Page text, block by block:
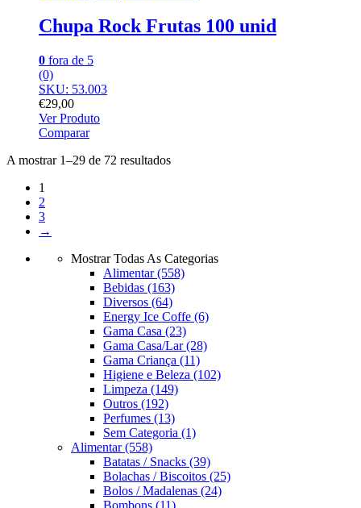
Chupa Rock Frutas 100 unid
0 fora de 5
(0)
SKU: 53.003
€29,00
Ver Produto
Comparar
A mostrar 1–29 de 72 resultados
1
2
3
→
Mostrar Todas As Categorias
Alimentar(558)
Bebidas (163)
Diversos (64)
Energy Ice Coffe (6)
Gama Casa (23)
Gama Casa/Lar(28)
Gama Criança (11)
Higiene e Beleza (102)
Limpeza (149)
Outros (192)
Perfumes (13)
Sem Categoria (1)
Alimentar(558)
Batatas / Snacks (39)
Bolachas / Biscoitos (25)
Bolos / Madalenas (24)
Bombons (11)